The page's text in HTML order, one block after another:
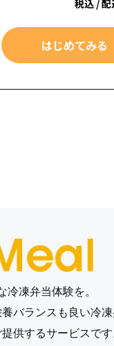
税込 / 配
はじめてみる
冷凍弁当体験を。
バランスも良い冷
供するサービスです